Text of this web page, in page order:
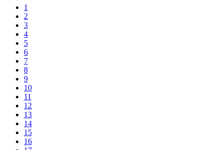
1
2
3
4
5
6
7
8
9
10
11
12
13
14
15
16